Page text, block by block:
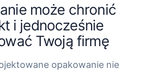
może chronić
i jednocześnie
Twoją firmę
opakowanie nie